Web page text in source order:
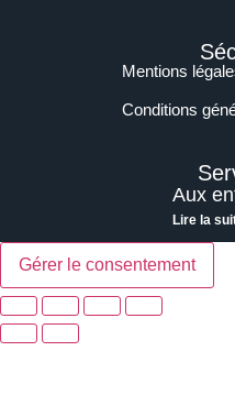
Mentions
Conditions
Aux
Lire la
Gérer le consentement